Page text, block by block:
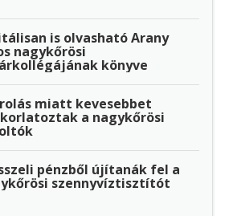
is olvasható Arany
nagykőrösi
könyve
miatt kevesebbet
a nagykőrösi
pénzből újítanák fel a
szennyvíztisztítót